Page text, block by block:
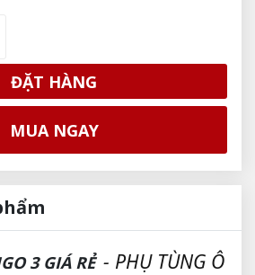
ĐẶT HÀNG
MUA NGAY
3 GIÁ RẺ - PHỤ TÙNG Ô